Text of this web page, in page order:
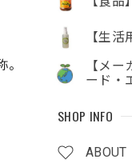
【生活
【メ
ード・
SHOP INFO
ABOUT